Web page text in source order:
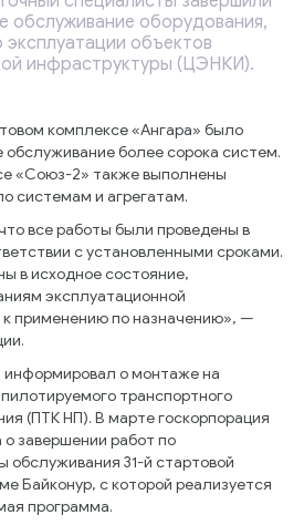
обслуживание оборудования,
объектов
инфраструктуры (ЦЭНКИ).
комплексе «Ангара» было
обслуживание более сорока систем.
«Союз-2» также выполнены
системам и агрегатам.
все работы были проведены в
с установленными сроками.
в исходное состояние,
эксплуатационной
к применению по назначению», —
о монтаже на
транспортного
(ПТК НП). В марте госкорпорация
завершении работ по
обслуживания 31-й стартовой
Байконур, с которой реализуется
программа.